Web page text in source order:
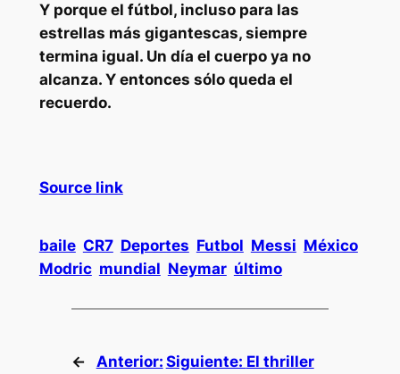
Y porque el fútbol, incluso para las
estrellas más gigantescas, siempre
termina igual. Un día el cuerpo ya no
alcanza. Y entonces sólo queda el
recuerdo.
Source link
baile CR7 Deportes Futbol Messi México
Modric mundial Neymar último
←
Anterior: Siguiente: El thriller